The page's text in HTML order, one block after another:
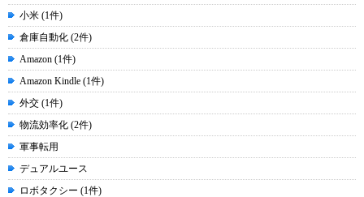
小米 (1件)
倉庫自動化 (2件)
Amazon (1件)
Amazon Kindle (1件)
外交 (1件)
物流効率化 (2件)
軍事転用
デュアルユース
ロボタクシー (1件)